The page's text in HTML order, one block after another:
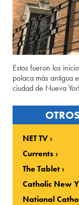
Estos fueron los
polaca más antigua
ciudad de Nueva
NET TV
Currents
The Tablet
Catholic New
National